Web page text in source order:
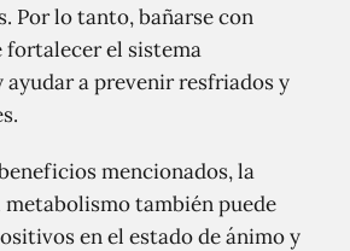
Por lo tanto, bañarse con
fortalecer el sistema
a prevenir resfriados y
mencionados, la
también puede
en el estado de ánimo y